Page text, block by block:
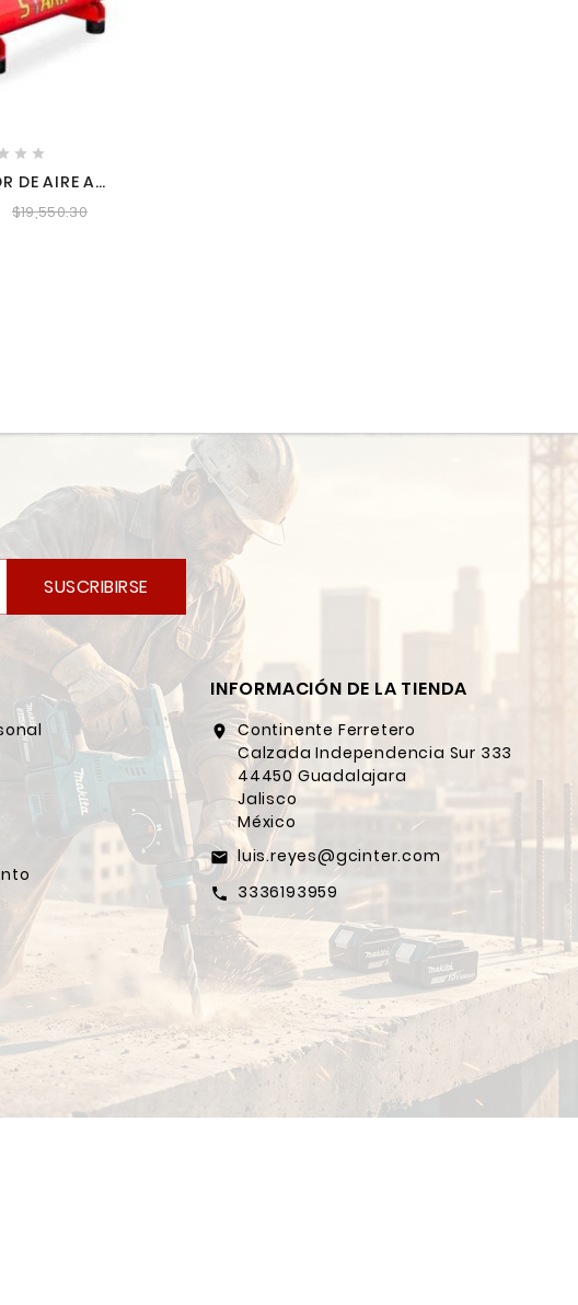
 
DE AIRE A
6.5 HP STARK
$19,550.30
SUSCRIBIRSE
INFORMACIÓN DE LA TIENDA
location_on Continente Ferretero
Calzada Independencia Sur 333
44450 Guadalajara
Jalisco
México
email luis.reyes@gcinter.com
call 3336193959